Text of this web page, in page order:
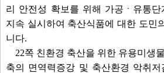
리 안전성 확보를 위해 가공ㆍ유통
지속 실시하여 축산식품에 대한 도민
니다.
22쪽 친환경 축산을 위한 유용미생
축의 면역력증강 및 축산환경 악취